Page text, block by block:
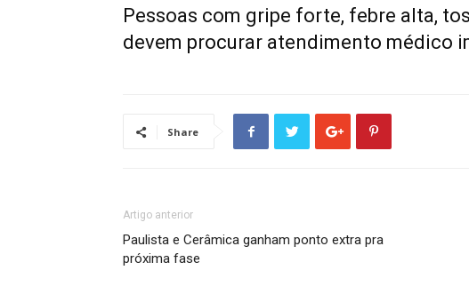
Pessoas com gripe forte, febre alta,
devem procurar atendimento médico
Share
Artigo anterior
Paulista e Cerâmica ganham ponto extra pra
próxima fase